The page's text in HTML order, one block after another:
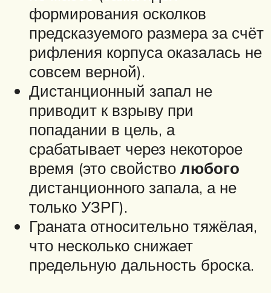
формирования осколков
предсказуемого размера за счёт
рифления корпуса оказалась не
совсем верной).
Дистанционный запал не
приводит к взрыву при
попадании в цель, а
срабатывает через некоторое
время (это свойство любого
дистанционного запала, а не
только УЗРГ).
Граната относительно тяжёлая,
что несколько снижает
предельную дальность броска.